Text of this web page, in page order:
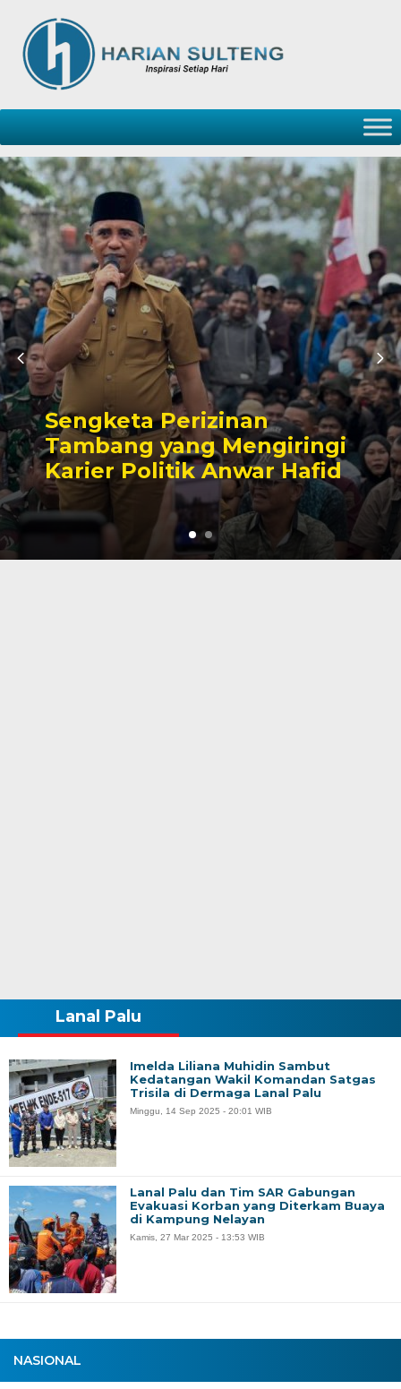
Sengketa Perizinan
Tambang yang Mengiringi
Karier Politik Anwar Hafid
NASIONAL
Lanal Palu
Imelda Liliana Muhidin Sambut
Kedatangan Wakil Komandan Satgas
Trisila di Dermaga Lanal Palu
Minggu, 14 Sep 2025 - 20:01 WIB
Lanal Palu dan Tim SAR Gabungan
Evakuasi Korban yang Diterkam Buaya
di Kampung Nelayan
Kamis, 27 Mar 2025 - 13:53 WIB